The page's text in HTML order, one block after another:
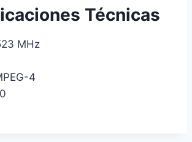
Técnicas
MHz
4